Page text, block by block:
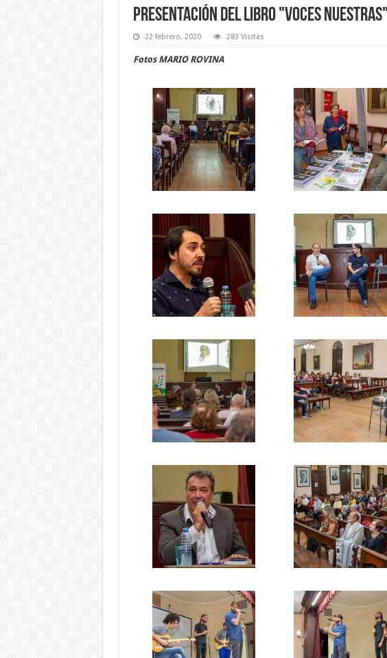
Presentación del libro "Voces Nuestras"
22 febrero, 2020 283 Visitas
Fotos MARIO ROVINA